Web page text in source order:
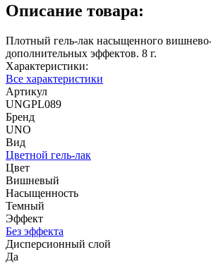
Описание товара:
Плотный гель-лак насыщенного вишнево-
дополнительных эффектов. 8 г.
Характеристики:
Все характеристики
Артикул
UNGPL089
Бренд
UNO
Вид
Цветной гель-лак
Цвет
Вишневый
Насыщенность
Темный
Эффект
Без эффекта
Дисперсионный слой
Да